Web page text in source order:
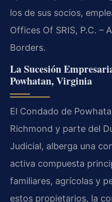
los de sus socios,
Offices Of SRIS, P.C. –
Borders.
La Sucesión
Powhatan, Virginia
El Condado de
Richmond y parte del
Judicial, alberga una
activa compuesta
familiares, agrícolas y
estos propietarios, la